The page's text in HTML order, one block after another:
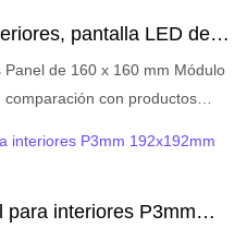
anteriores y los mejora
del módulo LED P2 para
módulo de pantalla LED,
pantalla LED de
de 160 x 160 mm Módulo
con productos
sobresalientes
calidad, apariencia,
anteriores y los mejora
para interiores P3mm